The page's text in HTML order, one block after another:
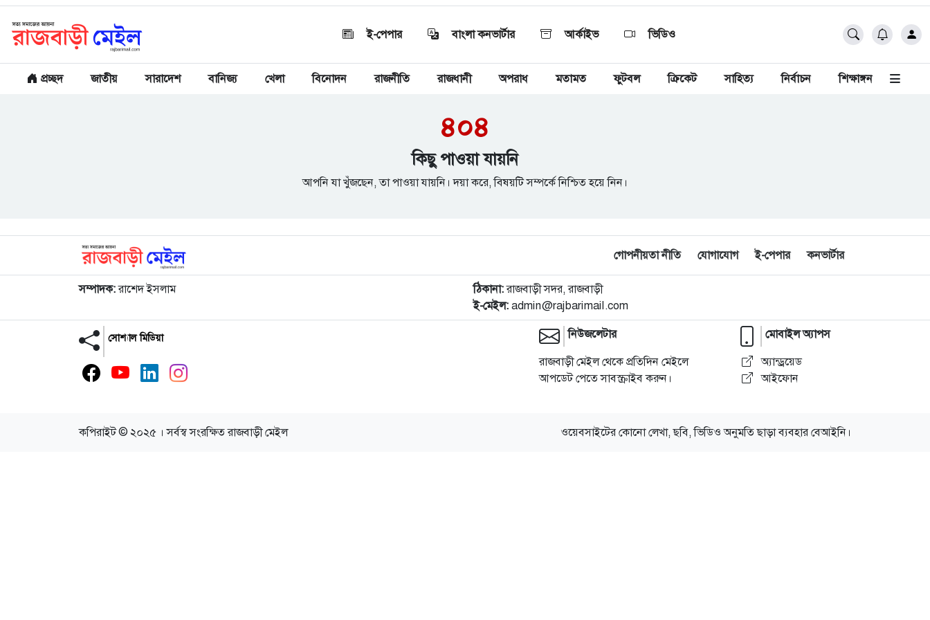
ই-পেপার বাংলা কনভার্টার আর্কাইভ ভিডিও
প্রচ্ছদ জাতীয় সারাদেশ বানিজ্য খেলা বিনোদন রাজনীতি রাজধানী অপরাধ মতামত ফুটবল ক্রিকেট সাহিত্য নির্বাচন শিক্ষাঙ্গন
৪০৪
কিছু পাওয়া যায়নি
আপনি যা খুঁজছেন, তা পাওয়া যায়নি। দয়া করে, বিষয়টি সম্পর্কে নিশ্চিত হয়ে নিন।
গোপনীয়তা নীতি যোগাযোগ ই-পেপার কনভার্টার
সম্পাদক:রাশেদ ইসলাম ঠিকানা:রাজবাড়ী সদর, রাজবাড়ী
ই-মেইল:admin@rajbarimail.com
সোশ্যাল মিডিয়া
নিউজলেটার
রাজবাড়ী মেইল থেকে প্রতিদিন মেইলে
আপডেট পেতে সাবস্ক্রাইব করুন।
মোবাইল অ্যাপস
অ্যান্ড্রয়েড
আইফোন
কপিরাইট © ২০২৫ । সর্বস্ব সংরক্ষিত রাজবাড়ী মেইল ওয়েবসাইটের কোনো লেখা, ছবি, ভিডিও অনুমতি ছাড়া ব্যবহার বেআইনি।